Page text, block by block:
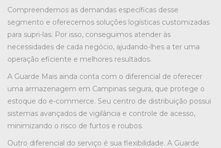
Compreendemos as demandas específicas desse
segmento e oferecemos soluções logísticas customizadas
para supri-las. Por isso, conseguimos atender às
necessidades de cada negócio, ajudando-lhes a ter uma
operação eficiente e melhores resultados.
A Guarde Mais ainda conta com o diferencial de oferecer
uma armazenagem em Campinas segura, que protege o
estoque do e-commerce. Seu centro de distribuição possui
sistemas avançados de vigilância e controle de acesso,
minimizando o risco de furtos e roubos.
Outro diferencial do serviço é sua flexibilidade. A Guarde